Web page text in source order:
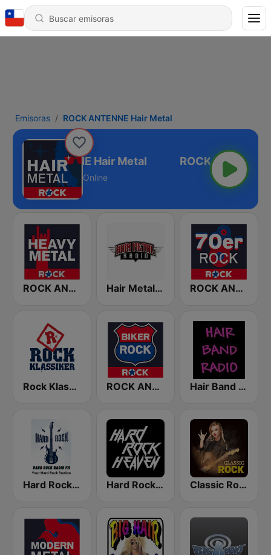
Emisoras ROCK ANTENNE Hair Metal
ROCK ANTENNE Hair Metal
Online
ROCK ANTENNE Heavy Metal Hair Metal Radio ROCK ANTENNE 70er Rock
Rock Klassiker ROCK ANTENNE Biker Rock Hair Band Radio
Hard Rock Radio FM Hard Rock Heaven Classic Rock Station